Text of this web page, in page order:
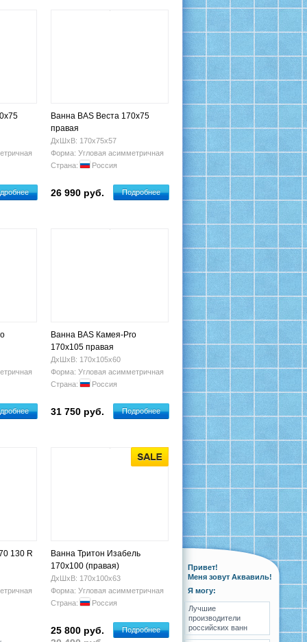
Ванна BAS Веста 170x75
правая
ДхШхВ: 170х75х57
Форма: Угловая асимметричная
Страна:
Россия
26 990 руб. Подробнее
Ванна BAS Камея-Pro
170x105 правая
ДхШхВ: 170х105х60
Форма: Угловая асимметричная
Страна:
Россия
31 750 руб. Подробнее
130 R
Ванна Тритон Изабель
170х100 (правая)
ДхШхВ: 170х100х63
Форма: Угловая асимметричная
Страна:
Россия
25 800 руб.
Подробнее
Привет!
Меня зовут Аквавиль!
Я могу:
Лучшие
производители
российских ванн